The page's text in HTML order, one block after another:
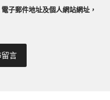
子郵件地址及個人網站網址，